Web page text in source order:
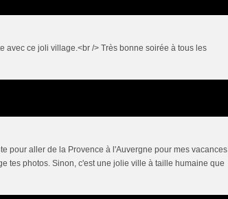
avec ce joli village.<br /> Très bonne soirée à tous les
pour aller de la Provence à l'Auvergne pour mes vacances
tes photos. Sinon, c'est une jolie ville à taille humaine que